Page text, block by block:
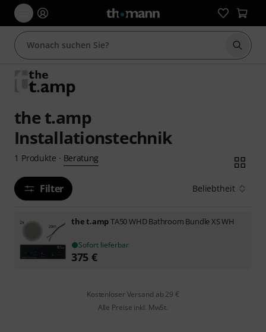
Suche
the t.amp
Installationstechnik
1 Produkte · Beratung
Filter Beliebtheit
the t.ampTA50 WHD Bathroom Bundle XS WH
Sofort lieferbar
375 €
Kostenloser Versand ab 29 €
Alle Preise inkl. MwSt.